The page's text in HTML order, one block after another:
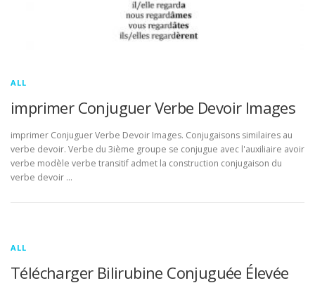
ALL
imprimer Conjuguer Verbe Devoir Images
imprimer Conjuguer Verbe Devoir Images. Conjugaisons similaires au
verbe devoir. Verbe du 3ième groupe se conjugue avec l'auxiliaire avoir
verbe modèle verbe transitif admet la construction conjugaison du
verbe devoir …
ALL
Télécharger Bilirubine Conjuguée Élevée